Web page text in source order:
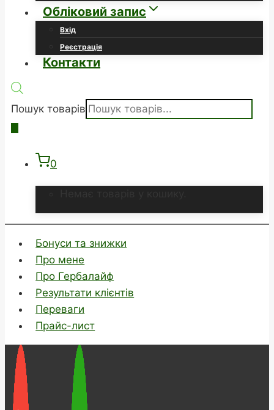
Обліковий запис
Вхід
Реєстрація
Контакти
Пошук товарів
0
Бонуси та знижки
Про мене
Про Гербалайф
Результати клієнтів
Переваги
Прайс-лист